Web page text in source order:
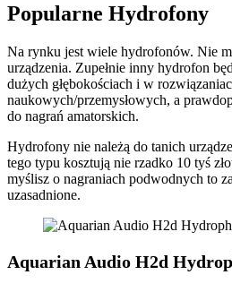
Popularne Hydrofony
Na rynku jest wiele hydrofonów. Nie
urządzenia. Zupełnie inny hydrofon
dużych głębokościach i w
naukowych/przemysłowych, a
do nagrań amatorskich.
Hydrofony nie należą do tanich
tego typu kosztują nie rzadko 10 tyś
myślisz o nagraniach podwodnych to
uzasadnione.
Aquarian Audio H2d